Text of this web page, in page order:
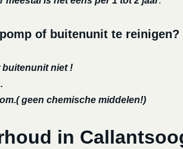
of buitenunit te reinigen?
buitenunit niet !
geen chemische middelen!)
in